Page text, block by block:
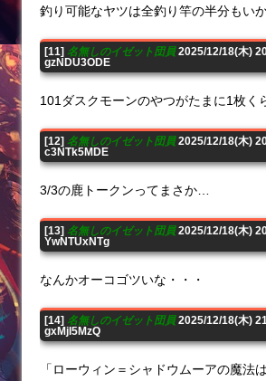
釣り可能なヤツは全釣り竿の半分もいか
[11] 名無しのイゼット団員2025/12/18(木)
gzNDU3ODE
101ダスクモーンのやつがたまに1枚く
[12] 名無しのイゼット団員2025/12/18(木)
c3NTk5MDE
3/3の鹿トークンってまさか…
[13] 名無しのイゼット団員2025/12/18(木)
YwNTUxNTg
なんかオーコゴツいな・・・
[14] 名無しのイゼット団員2025/12/18(木)
gxMjI5MzQ
「ローウィン＝シャドウムーアの魔法